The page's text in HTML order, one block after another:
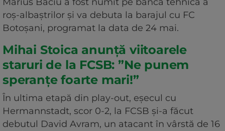
roș-albaștrilor și va debuta la barajul cu FC
Botoșani, programat la data de 24 mai.
Mihai Stoica anunță viitoarele
staruri de la FCSB: ”Ne punem
speranțe foarte mari!”
În ultima etapă din play-out, eșecul cu
Hermannstadt, scor 0-2, la FCSB și-a făcut
debutul David Avram, un atacant în vârstă de 16